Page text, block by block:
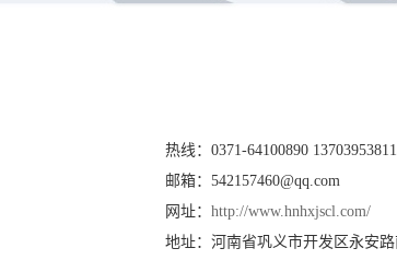
热线：0371-64100890
邮箱：542157460@qq.com
网址： http://www.hnhxjscl.com/
地址：河南省巩义市开发区永安